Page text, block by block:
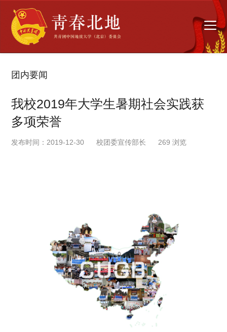
团内要闻
我校2019年大学生暑期社会实践获
多项荣誉
发布时间：2019-12-30 校团委宣传部长 269 浏览